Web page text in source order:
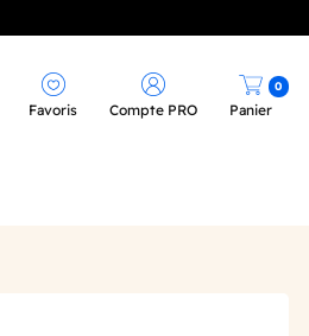
Favoris Compte PRO Panier
0